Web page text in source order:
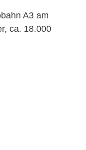
A3 am
ca. 18.000